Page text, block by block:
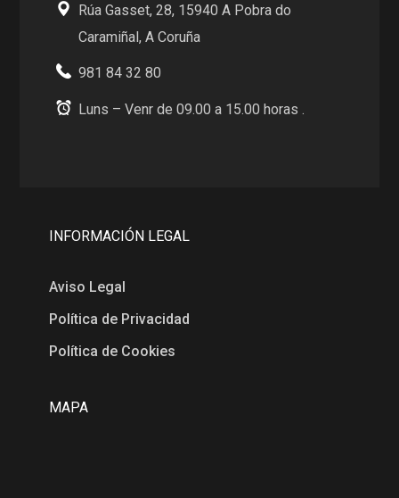
Rúa Gasset, 28, 15940 A Pobra do
Caramiñal, A Coruña
981 84 32 80
Luns – Venr de 09.00 a 15.00 horas .
INFORMACIÓN LEGAL
Aviso Legal
Política de Privacidad
Política de Cookies
MAPA